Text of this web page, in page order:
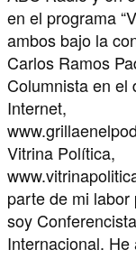
en el programa
ambos bajo la
Carlos Ramos
Columnista en el
Internet,
Vitrina Política,
parte de mi labor
soy
Internacional. He